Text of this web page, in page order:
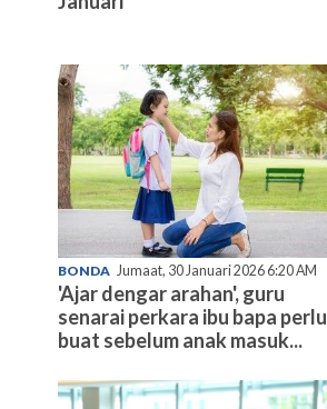
BONDA Jumaat, 30 Januari 2026 6:20 AM
'Ajar dengar arahan', guru
senarai perkara ibu bapa perlu
buat sebelum anak masuk...